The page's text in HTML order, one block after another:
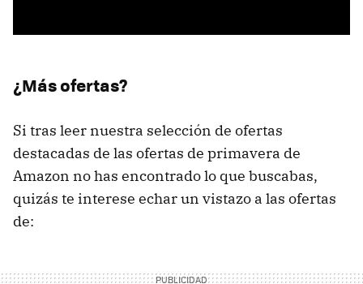
¿Más ofertas?
Si tras leer nuestra selección de ofertas
destacadas de las ofertas de primavera de
Amazon no has encontrado lo que buscabas,
quizás te interese echar un vistazo a las ofertas
de: